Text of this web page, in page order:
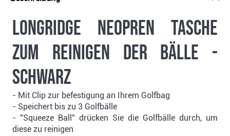
Longridge Neopren Tasche
zum Reinigen der Bälle -
schwarz
- Mit Clip zur befestigung an Ihrem Golfbag
- Speichert bis zu 3 Golfbälle
- "Squeeze Ball" drücken Sie die Golfbälle durch, um
diese zu reinigen